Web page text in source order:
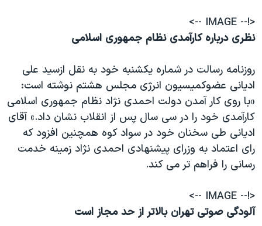
<!-- IMAGE -->
نظری درباره کارآمدی نظام جمهوری اسلامی
روزنامه رسالت در شماره يکشنبه خود به نقل ازسيد علی
اديانی عضوکميسيون انرژی مجلس هشتم نوشته است:
«با روی کار آمدن دولت احمدی نژاد نظام جمهوری اسلامی
کارآمدی خود را در سی سال پس از انقلاب نشان داد.» آقای
اديانی طی سخنان خود در سواد کوه همچنين افزود که
رای اعتماد به وزرای پيشنهادی احمدی نژاد زمينه خدمت
رسانی را فراهم تر می کند.
<!-- IMAGE -->
آلودگی صوتی تهران بالاتر از حد مجاز است